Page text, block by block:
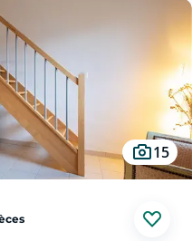
supplémentaires , un bureau et
voitures avec borne de recharge
vous permettant de rentrer et de
jardin clos et arboré avec chalet
à chaleur air/eau , du prêt a
15